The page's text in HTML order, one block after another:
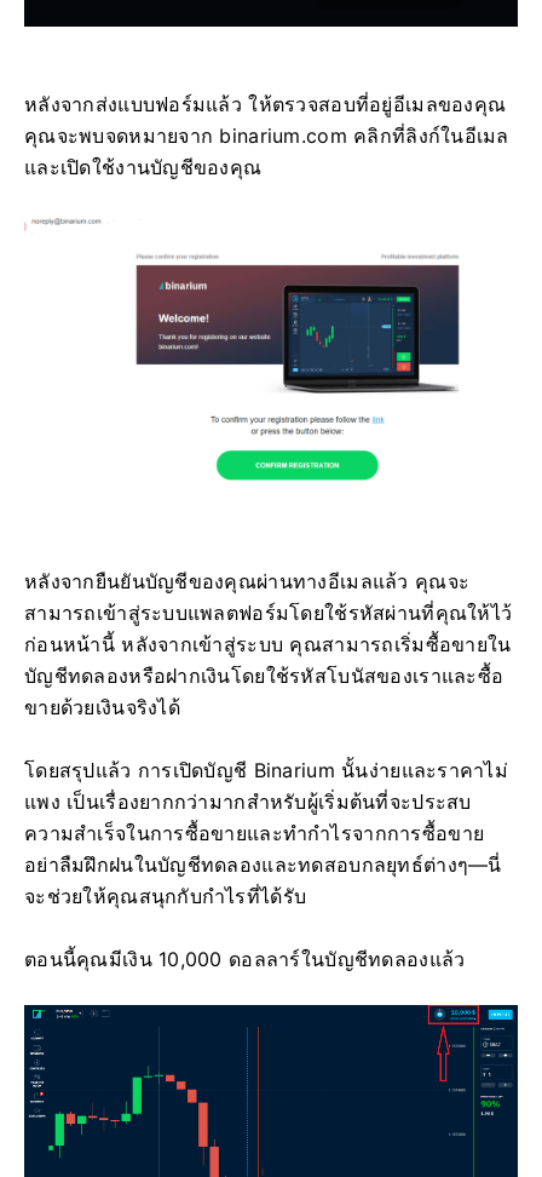
หลังจากส่งแบบฟอร์มแล้ว ให้ตรวจสอบที่อยู่อีเมลของคุณ
คุณจะพบจดหมายจาก binarium.com คลิกที่ลิงก์ในอีเมล
และเปิดใช้งานบัญชีของคุณ
หลังจากยืนยันบัญชีของคุณผ่านทางอีเมลแล้ว คุณจะ
สามารถเข้าสู่ระบบแพลตฟอร์มโดยใช้รหัสผ่านที่คุณให้ไว้
ก่อนหน้านี้ หลังจากเข้าสู่ระบบ คุณสามารถเริ่มซื้อขายใน
บัญชีทดลองหรือฝากเงินโดยใช้รหัสโบนัสของเราและซื้อ
ขายด้วยเงินจริงได้
โดยสรุปแล้ว การเปิดบัญชี Binarium นั้นง่ายและราคาไม่
แพง เป็นเรื่องยากกว่ามากสำหรับผู้เริ่มต้นที่จะประสบ
ความสำเร็จในการซื้อขายและทำกำไรจากการซื้อขาย
อย่าลืมฝึกฝนในบัญชีทดลองและทดสอบกลยุทธ์ต่างๆ—นี่
จะช่วยให้คุณสนุกกับกำไรที่ได้รับ
ตอนนี้คุณมีเงิน 10,000 ดอลลาร์ในบัญชีทดลองแล้ว